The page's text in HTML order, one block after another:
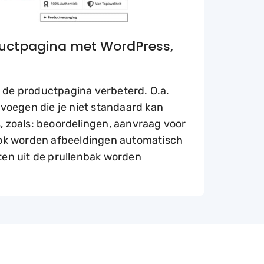
met WordPress,
productpagina verbeterd. O.a.
die je niet standaard kan
zoals: beoordelingen, aanvraag voor
worden afbeeldingen automatisch
uit de prullenbak worden